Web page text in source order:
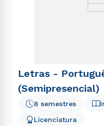
Letras -
(Semipresencial)
8 semestres
Licenciatura